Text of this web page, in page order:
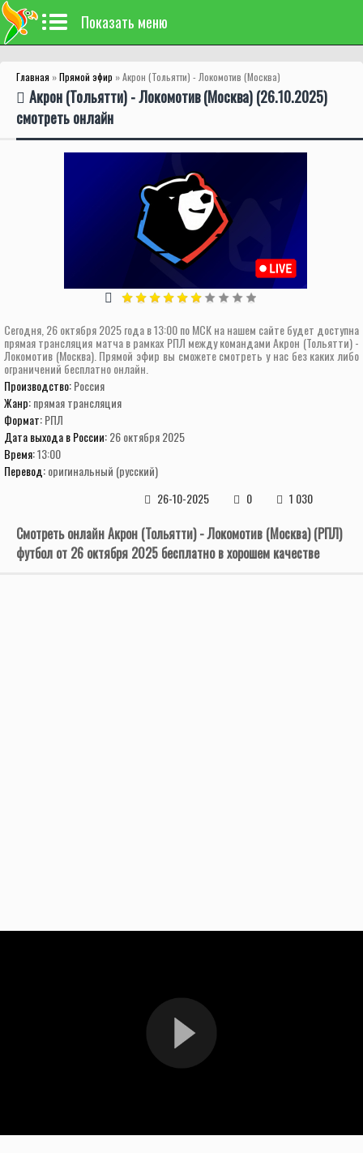
Показать меню
Главная »Прямой эфир » Акрон (Тольятти) - Локомотив (Москва)
Акрон (Тольятти) - Локомотив (Москва) (26.10.2025)
смотреть онлайн
Сегодня, 26 октября 2025 года в 13:00 по МСК на нашем сайте будет доступна
прямая трансляция матча в рамках РПЛ между командами Акрон (Тольятти) -
Локомотив (Москва). Прямой эфир вы сможете смотреть у нас без каких либо
ограничений бесплатно онлайн.
Производство:Россия
Жанр:прямая трансляция
Формат:РПЛ
Дата выхода в России:26 октября 2025
Время:13:00
Перевод:оригинальный (русский)
26-10-2025
0 1 030
Смотреть онлайн Акрон (Тольятти) - Локомотив (Москва) (РПЛ)
футбол от 26 октября 2025 бесплатно в хорошем качестве